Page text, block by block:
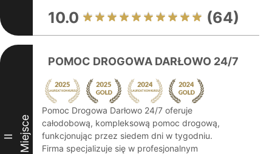
10.0 (64)
II Miejsce
POMOC DROGOWA DARŁOWO 24/7
Pomoc Drogowa Darłowo 24/7 oferuje
całodobową, kompleksową pomoc drogową,
funkcjonując przez siedem dni w tygodniu.
Firma specjalizuje się w profesjonalnym